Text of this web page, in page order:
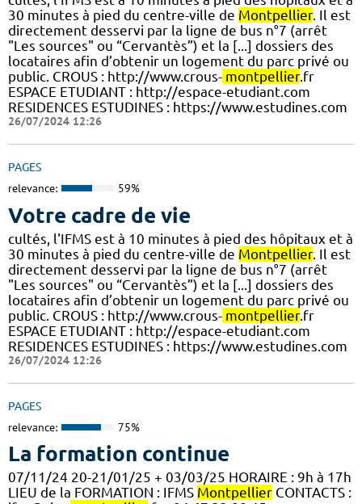
30 minutes à pied du centre-ville de Montpellier. Il est
directement desservi par la ligne de bus n°7 (arrêt
"Les sources" ou “Cervantès”) et la [...] dossiers des
locataires afin d’obtenir un logement du parc privé ou
public. CROUS : http://www.crous- montpellier.fr
ESPACE ETUDIANT : http://espace-etudiant.com
RESIDENCES ESTUDINES : https://www.estudines.com
26/07/2024 12:26
PAGES
relevance: 59%
Votre cadre de vie
cultés, l'IFMS est à 10 minutes à pied des hôpitaux et à
30 minutes à pied du centre-ville de Montpellier. Il est
directement desservi par la ligne de bus n°7 (arrêt
"Les sources" ou “Cervantès”) et la [...] dossiers des
locataires afin d’obtenir un logement du parc privé ou
public. CROUS : http://www.crous- montpellier.fr
ESPACE ETUDIANT : http://espace-etudiant.com
RESIDENCES ESTUDINES : https://www.estudines.com
26/07/2024 12:26
PAGES
relevance: 75%
La formation continue
07/11/24 20-21/01/25 + 03/03/25 HORAIRE : 9h à 17h
LIEU de la FORMATION : IFMS Montpellier CONTACTS :